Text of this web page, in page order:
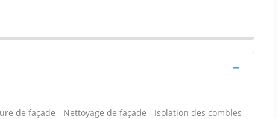
de façade - Nettoyage de façade - Isolation des combles